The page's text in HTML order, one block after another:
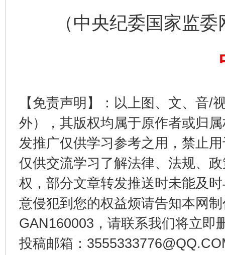
（中央纪委国家监委
【免责声明】：以上图、文、音/
外），其版权均属于原作者或归
发推广仅供学习参考之用，禁止
仅供交流学习了解法律、法规、
权，部分文章转发推送时未能及
意侵犯到您的权益烦请告知本网
GAN160003，请联系我们将立即
投稿邮箱：
揭开“小金库”的免责幌子